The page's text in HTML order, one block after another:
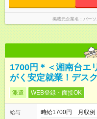
掲載元企業名 パー
1700円＊＜湘南台エ
がく安定就業！デス
派遣 WEB登録・面接OK
給与
時給1700円 月収例